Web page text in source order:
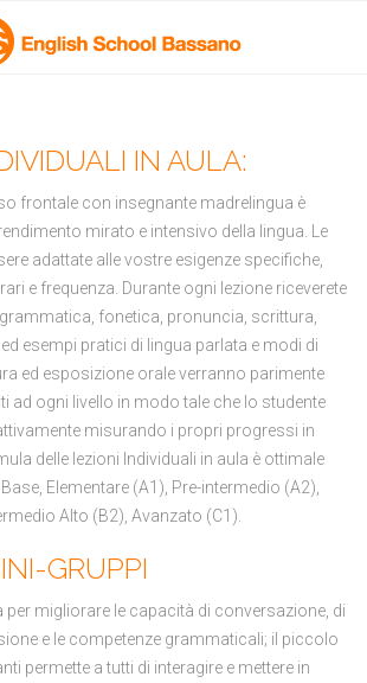
IN AULA:
frontale con insegnante madrelingua è
mirato e intensivo della lingua. Le
adattate alle vostre esigenze specifiche,
e frequenza. Durante ogni lezione riceverete
fonetica, pronuncia, scrittura,
esempi pratici di lingua parlata e modi di
ed esposizione orale verranno parimente
ad ogni livello in modo tale che lo studente
misurando i propri progressi in
delle lezioni Individuali in aula è ottimale
Elementare (A1), Pre-intermedio (A2),
Alto (B2), Avanzato (C1).
GRUPPI
per migliorare le capacità di conversazione, di
e le competenze grammaticali; il piccolo
permette a tutti di interagire e mettere in